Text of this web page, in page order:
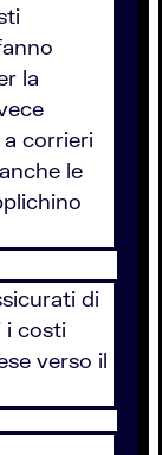
la
corrieri
le
di
i costi
verso il